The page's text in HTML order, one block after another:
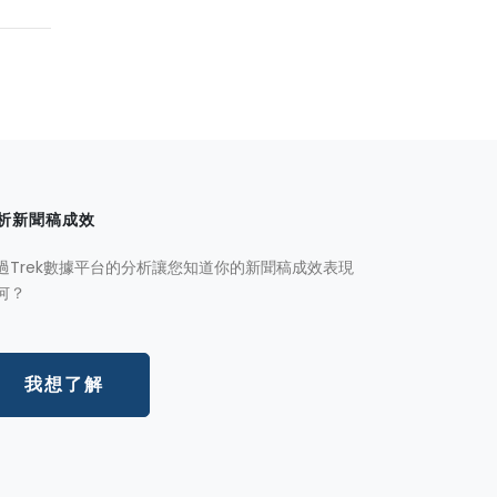
新聞稿成效
Trek數據平台的分析讓您知道你的新聞稿成效表現
？
我想了解